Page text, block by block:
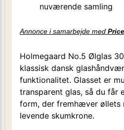
nuværende samling
Annonce i samarbejde med
Holmegaard No.5 Ølglas
klassisk dansk
funktionalitet. Glasset er
transparent glas, så du får
form, der fremhæver øllets
levende skumkrone.